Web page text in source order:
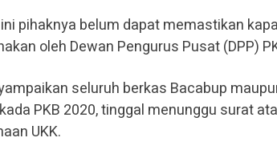
pihaknya belum dapat memastikan
oleh Dewan Pengurus Pusat (DPP)
seluruh berkas Bacabup
PKB 2020, tinggal menunggu surat
UKK.